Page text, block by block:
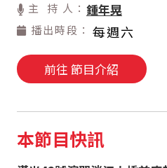
主 持 人： 鍾年晃
播出時段： 每週六
前往 節目介紹
本節目快訊